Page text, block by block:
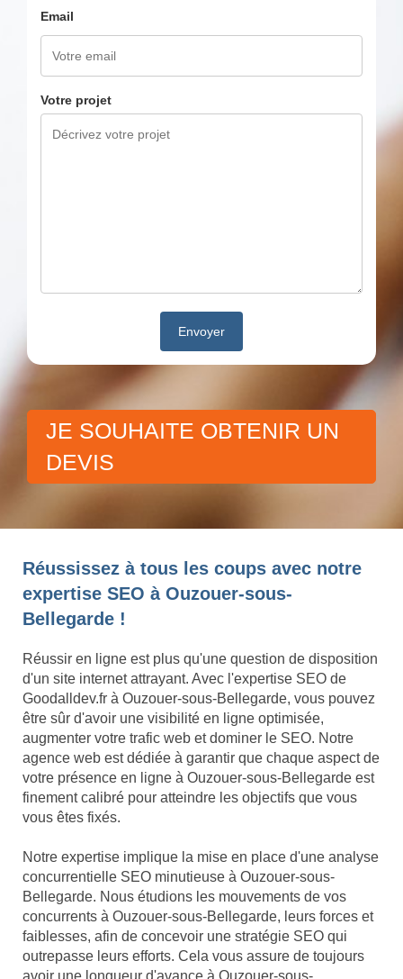
Email
Votre projet
JE SOUHAITE OBTENIR UN
DEVIS
Réussissez à tous les coups avec notre
expertise SEO à Ouzouer-sous-
Bellegarde !
Réussir en ligne est plus qu'une question de disposition
d'un site internet attrayant. Avec l'expertise SEO de
Goodalldev.fr à Ouzouer-sous-Bellegarde, vous pouvez
être sûr d'avoir une visibilité en ligne optimisée,
augmenter votre trafic web et dominer le SEO. Notre
agence web est dédiée à garantir que chaque aspect de
votre présence en ligne à Ouzouer-sous-Bellegarde est
finement calibré pour atteindre les objectifs que vous
vous êtes fixés.
Notre expertise implique la mise en place d'une analyse
concurrentielle SEO minutieuse à Ouzouer-sous-
Bellegarde. Nous étudions les mouvements de vos
concurrents à Ouzouer-sous-Bellegarde, leurs forces et
faiblesses, afin de concevoir une stratégie SEO qui
outrepasse leurs efforts. Cela vous assure de toujours